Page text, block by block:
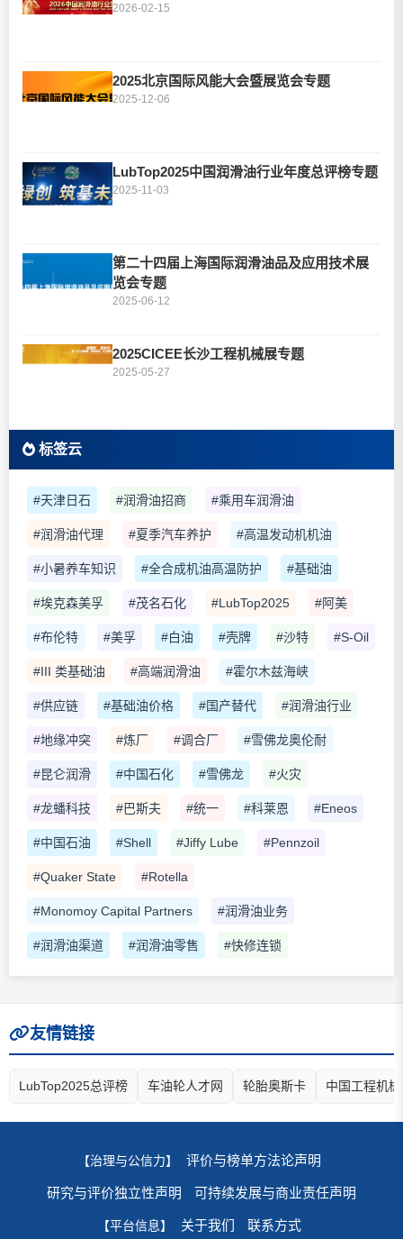
2026-02-15
2025北京国际风能大会暨展览会专题
2025-12-06
LubTop2025中国润滑油行业年度总评榜专题
2025-11-03
第二十四届上海国际润滑油品及应用技术展
览会专题
2025-06-12
2025CICEE长沙工程机械展专题
2025-05-27
标签云
#天津日石 #润滑油招商 #乘用车润滑油
#润滑油代理 #夏季汽车养护 #高温发动机机油
#小暑养车知识 #全合成机油高温防护 #基础油
#埃克森美孚 #茂名石化 #LubTop2025 #阿美
#布伦特 #美孚 #白油 #壳牌 #沙特 #S-Oil
#III 类基础油 #高端润滑油 #霍尔木兹海峡
#供应链 #基础油价格 #国产替代 #润滑油行业
#地缘冲突 #炼厂 #调合厂 #雪佛龙奥伦耐
#昆仑润滑 #中国石化 #雪佛龙 #火灾
#龙蟠科技 #巴斯夫 #统一 #科莱恩 #Eneos
#中国石油 #Shell #Jiffy Lube #Pennzoil
#Quaker State #Rotella
#Monomoy Capital Partners #润滑油业务
#润滑油渠道 #润滑油零售 #快修连锁
友情链接
LubTop2025总评榜 车油轮人才网 轮胎奥斯卡 中国工程机
【治理与公信力】 评价与榜单方法论声明
研究与评价独立性声明 可持续发展与商业责任声明
【平台信息】 关于我们 联系方式